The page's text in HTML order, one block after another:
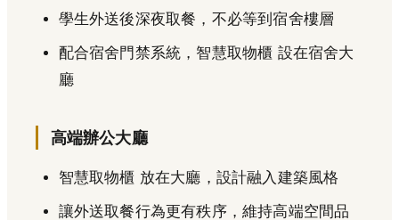
學生外送後深夜取餐，不必等到宿舍樓層
配合宿舍門禁系統，智慧取物櫃 設在宿舍大
廳
高端辦公大廳
智慧取物櫃 放在大廳，設計融入建築風格
讓外送取餐行為更有秩序，維持高端空間品